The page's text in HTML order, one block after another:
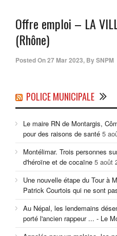
Offre emploi – LA
(Rhône)
Posted On27 Mar 2023, BySNPM
POLICE MUNICIPALE
Le maire RN de Montargis,
pour des raisons de santé 5
Montélimar. Trois personnes
d'héroïne et de cocaïne 5 août
Une nouvelle étape du Tour à
Patrick Courtois qui ne sont
Au Népal, les lendemains
porté l'ancien rappeur ... - Le